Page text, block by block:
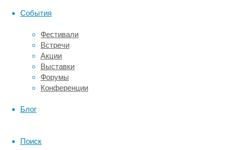
События
Фестивали
Встречи
Акции
Выставки
Форумы
Конференции
Блог
Поиск
условно
делят
несколько
категорий:
аппаратный,